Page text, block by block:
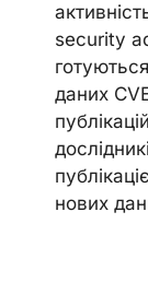
security
даних
нових